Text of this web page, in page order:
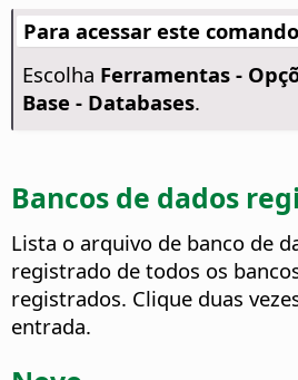
Para acessar este
Escolha Ferramentas -
Base - Databases.
Bancos de dados
Lista o arquivo de banco de
registrado de todos os
registrados. Clique duas
entrada.